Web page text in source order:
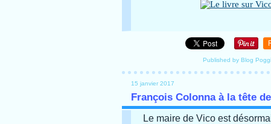
Published by Blog
15 janvier 2017
François Colonna à la tête
Le maire de Vico est